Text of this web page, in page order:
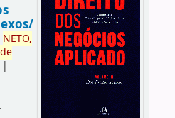
NETO,
de
|
.